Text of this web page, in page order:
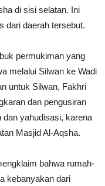
di sisi selatan. Ini
dari daerah tersebut.
permukiman yang
melalui Silwan ke Wadi
untuk Silwan, Fakhri
dan pengusiran
dan yahudisasi, karena
Masjid Al-Aqsha.
bahwa rumah-
kebanyakan dari